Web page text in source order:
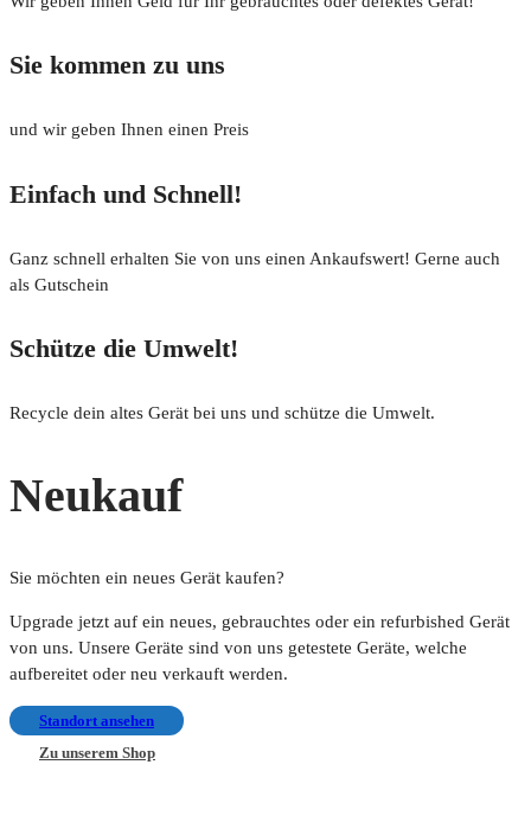
Sie kommen zu uns
und wir geben Ihnen einen Preis
Einfach und Schnell!
Ganz schnell erhalten Sie von uns einen Ankaufswert! Gerne auch
als Gutschein
Schütze die Umwelt!
Recycle dein altes Gerät bei uns und schütze die Umwelt.
Neukauf
Sie möchten ein neues Gerät kaufen?
Upgrade jetzt auf ein neues, gebrauchtes oder ein refurbished Gerät
von uns. Unsere Geräte sind von uns getestete Geräte, welche
aufbereitet oder neu verkauft werden.
Standort ansehen
Zu unserem Shop